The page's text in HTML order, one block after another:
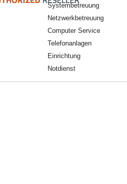
Systembetreuung
Netzwerkbetreuung
Computer Service
Telefonanlagen
Einrichtung
Notdienst